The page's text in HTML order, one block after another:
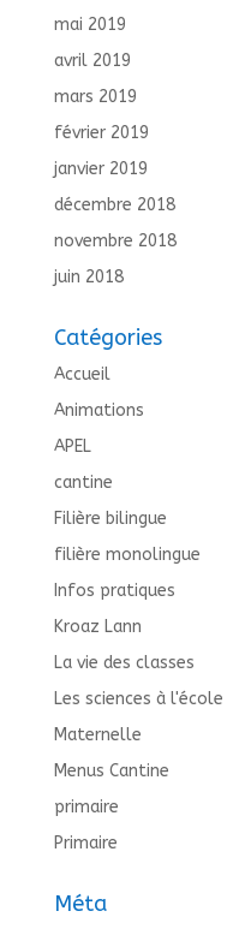
mai 2019
avril 2019
mars 2019
février 2019
janvier 2019
décembre 2018
novembre 2018
juin 2018
Catégories
Accueil
Animations
APEL
cantine
Filière bilingue
filière monolingue
Infos pratiques
Kroaz Lann
La vie des classes
Les sciences à l'école
Maternelle
Menus Cantine
primaire
Primaire
Méta